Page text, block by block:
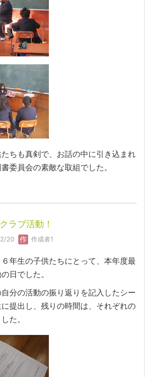
ちも真剣で、お話の中に引き込まれ
委員会の素敵な取組でした。
ラブ活動！
20 作成者1
年生の子供たちにとって、本年度最
日でした。
分の活動の振り返りを記入したシー
に提出し、残りの時間は、それぞれの
た。